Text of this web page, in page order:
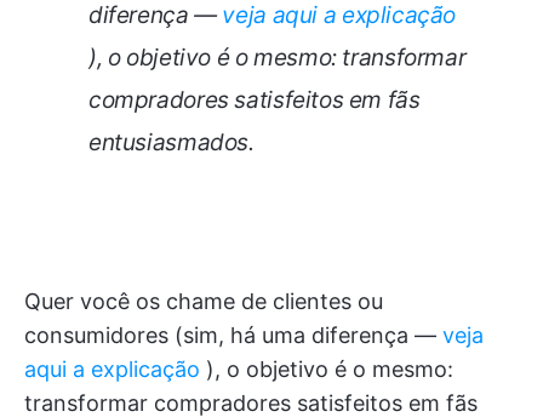
diferença —veja aqui a explicação
), o objetivo é o mesmo: transformar
compradores satisfeitos em fãs
entusiasmados.
Quer você os chame de clientes ou
consumidores (sim, há uma diferença — veja
aqui a explicação ), o objetivo é o mesmo:
transformar compradores satisfeitos em fãs